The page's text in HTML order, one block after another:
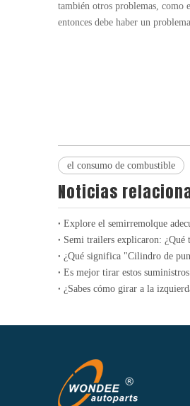
también otros problemas, como
entonces debe haber un
el consumo de combustible
Noticias
Explore el semirremolque
Semi trailers explicaron: ¿Qué
Es mejor tirar estos